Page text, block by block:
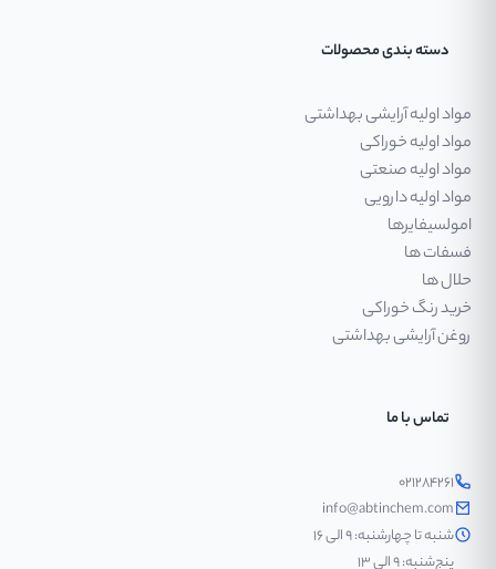
دسته بندی محصولات
مواد اولیه آرایشی بهداشتی
مواد اولیه خوراکی
مواد اولیه صنعتی
مواد اولیه دارویی
امولسیفایرها
فسفات ها
حلال ها
خرید رنگ خوراکی
روغن آرایشی بهداشتی
تماس با ما
۰۲۱۲۸۴۲۶۱
info@abtinchem.com
شنبه تا چهارشنبه: ۹ الی ۱۶
پنج‌شنبه: ۹ الی ۱۳